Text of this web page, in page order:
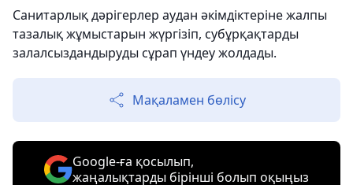
Санитарлық дәрігерлер аудан әкімдіктеріне жалпы
тазалық жұмыстарын жүргізіп, субұрқақтарды
залалсыздандыруды сұрап үндеу жолдады.
Мақаламен бөлісу
Google-ға қосылып,
жаңалықтарды бірінші болып оқыңыз